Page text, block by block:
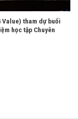
Value) tham dự buổi
học tập Chuyên